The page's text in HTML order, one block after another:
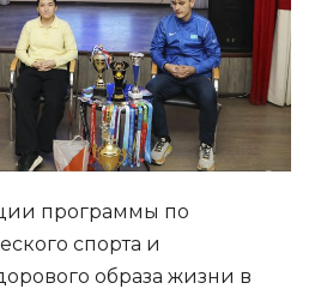
программы по
спорта и
образа жизни в